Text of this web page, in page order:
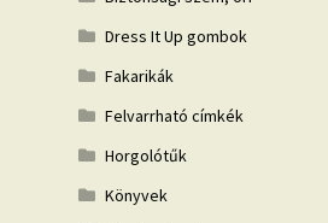
Dress It Up gombok
Fakarikák
Felvarrható címkék
Horgolótűk
Könyvek